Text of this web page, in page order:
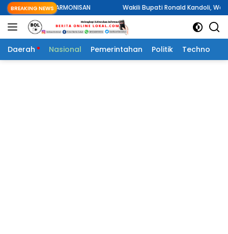
Langsung
ke
konten
BREAKING NEWS Wakili Bupati Ronald Kandoli, Wakil Bupati Fredy
Daerah Nasional Pemerintahan Politik Techno